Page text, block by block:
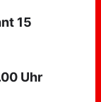
15
Uhr